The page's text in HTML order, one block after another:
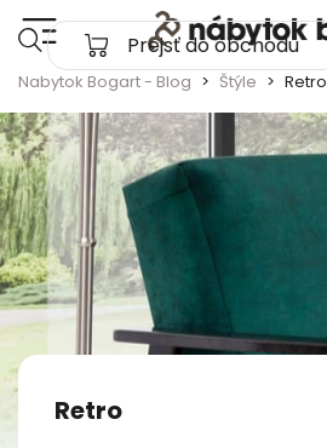
Main Navigation
Prejsť do obchodu
Nabytok Bogart - Blog Štýle Retro
Retro